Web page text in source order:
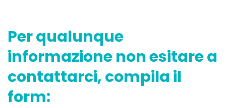
Per qualunque
informazione non esitare a
contattarci, compila il
form: